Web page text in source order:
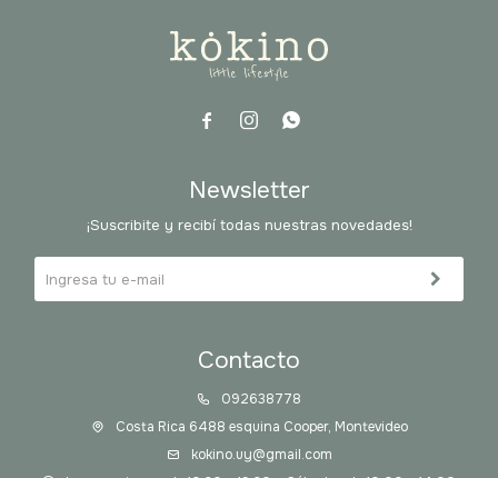
  
Contacto
092638778
Costa Rica 6488 esquina Cooper, Montevideo
kokino.uy@gmail.com
Newsletter
¡Suscribite y recibí todas nuestras novedades!